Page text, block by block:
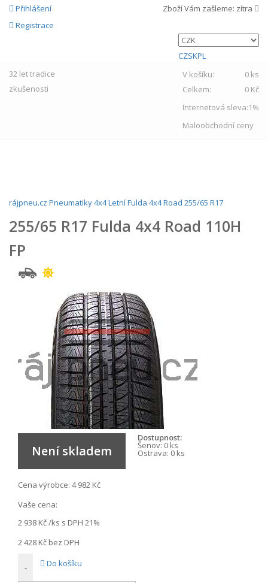
Přihlášení
Registrace
Zboží Vám zašleme: zítra
CZSKPL
32 lettradice
zkušenosti
V košíku:
0 ks
Celkem:
0 Kč
Internetová sleva:1%
Maloobchodní ceny
rájpneu.cz Pneumatiky4x4LetníFulda 4x4 Road 255/65 R17
255/65 R17 Fulda 4x4 Road 110H
FP
Není skladem
Dostupnost:
Šenov: 0 ks
Ostrava: 0 ks
Cena výrobce: 4 982 Kč
Vaše cena:
2 938 Kč/ks s DPH 21%
2 428 Kč bez DPH
- Do košíku